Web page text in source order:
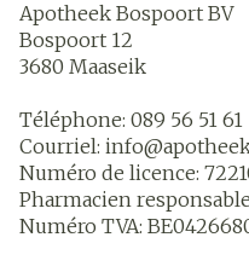
Apotheek Bospoort BV
Bospoort 12
3680 Maaseik
Téléphone: 089 56 51 61
Courriel: info@
Numéro de licence:
Pharmacien
Numéro TVA: